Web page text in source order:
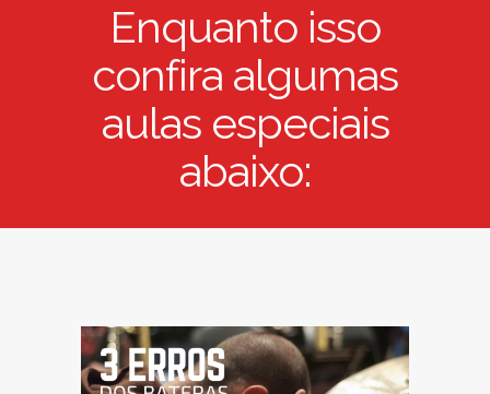
Enquanto isso
confira algumas
aulas especiais
abaixo: